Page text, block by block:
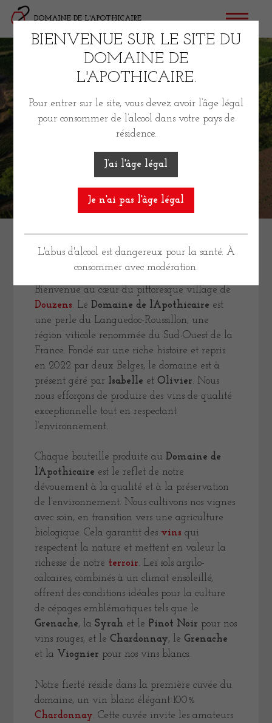
Skip
content
DOMAINE DE L'APOTHICAIRE
DOMAINE DE
Bienvenue au cœur du pittoresque village de
Douzens. Le Domaine de l’Apothicaire est
une perle du Languedoc-Roussillon, une
région viticole renommée du Sud-Ouest de la
France. Fondé sur une riche histoire et repris
en 2022 par deux Belges, le domaine est à
présent géré par Isabelle et Olivier. Nous
nous efforçons de produire des vins de qualité
exceptionnelle tout en respectant
l’environnement.
Chaque bouteille produite au Domaine de
l’Apothicaire est le reflet de notre
dévouement à la qualité et à la préservation
de l’environnement. Nous cultivons nos vignes
avec soin, en transition vers une agriculture
biologique. Cela garantit des vins qui
respectent la nature et mettent en valeur la
richesse de notre terroir. Les sols argilo-
calcaires, combinés à un climat ensoleillé,
offrent des conditions idéales pour la culture
de cépages emblématiques tels que le
Grenache, la Syrah et le Pinot Noir pour nos
vins rouges, et le Chardonnay, le Grenache
et la Viognier pour nos vins blancs.
Notre fierté réside dans la première cuvée du
domaine, un vin blanc élégant 100%
Chardonnay. Cette cuvée invite les amateurs
BIENVENUE SUR LE SITE DU
DOMAINE DE
L'APOTHICAIRE.
Pour entrer sur le site, vous devez avoir l’âge légal
pour consommer de l’alcool dans votre pays de
résidence.
J’ai l'âge légal
Je n'ai pas l'âge légal
L'abus d'alcool est dangereux pour la santé. À
consommer avec modération.